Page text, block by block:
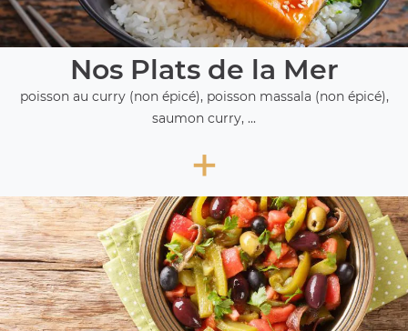
Nos Plats de la Mer
poisson au curry (non épicé), poisson massala (non épicé),
saumon curry, ...
+